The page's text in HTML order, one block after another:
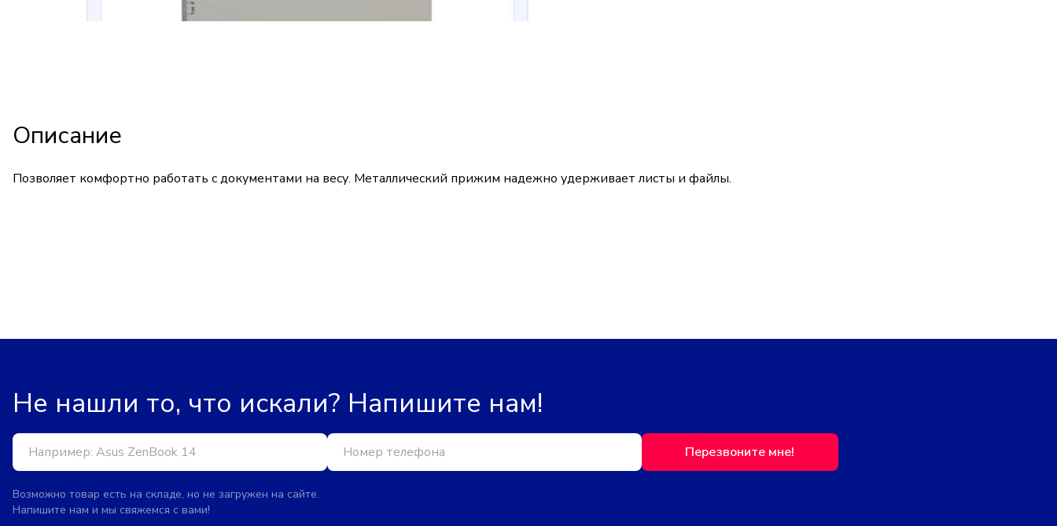
Описание
Позволяет комфортно работать с документами на весу. Металлический прижим надежно удерживает листы и файлы.
Не нашли то, что искали? Напишите нам!
Перезвоните мне!
Возможно товар есть на складе, но не загружен на сайте.
Напишите нам и мы свяжемся с вами!